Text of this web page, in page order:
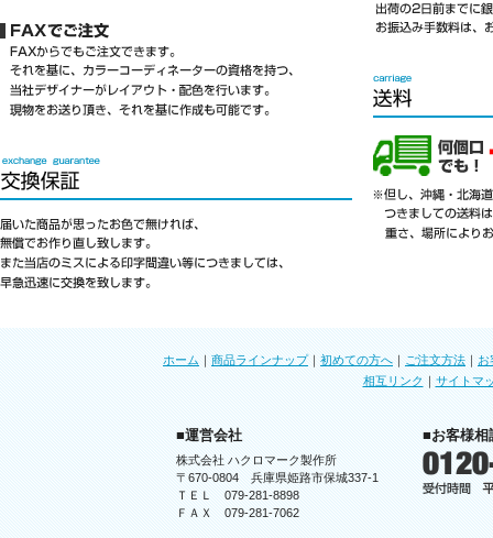
ホーム ｜ 商品ラインナップ｜ 初めての方へ ｜ ご注文方法 ｜ お
相互リンク ｜ サイトマ
■運営会社
株式会社 ハクロマーク製作所
〒670-0804 兵庫県姫路市保城337-1
ＴＥＬ 079-281-8898
ＦＡＸ 079-281-7062
■お客様相